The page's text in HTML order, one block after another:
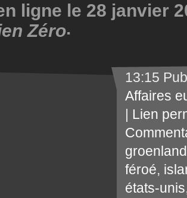
ligne le 28 janvier
Zéro.
13:15
Affaires
Lien
groenland
féroé,
états-unis